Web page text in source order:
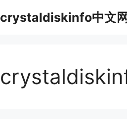
crystaldiskinfo中文